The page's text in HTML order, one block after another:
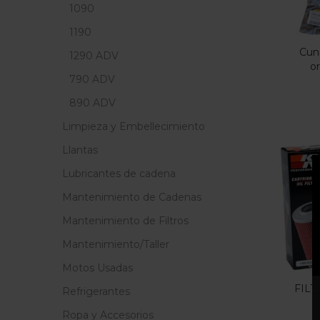
1090
1190
1290 ADV
790 ADV
890 ADV
Limpieza y Embellecimiento
Llantas
Lubricantes de cadena
Mantenimiento de Cadenas
Mantenimiento de Filtros
Mantenimiento/Taller
Motos Usadas
Refrigerantes
Ropa y Accesorios